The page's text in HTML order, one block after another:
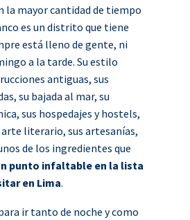
la mayor cantidad de tiempo
es un distrito que tiene
está lleno de gente, ni
a la tarde. Su estilo
antiguas, sus
su bajada al mar, su
sus hospedajes y hostels,
literario, sus artesanías,
de los ingredientes que
punto infaltable en la lista
en Lima.
ir tanto de noche y como